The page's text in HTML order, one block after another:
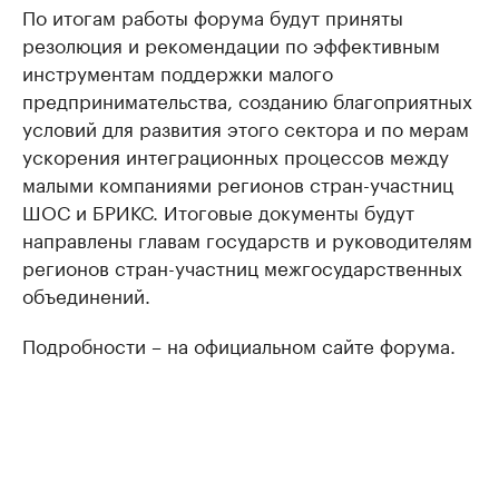
По итогам работы форума будут приняты
резолюция и рекомендации по эффективным
инструментам поддержки малого
предпринимательства, созданию благоприятных
условий для развития этого сектора и по мерам
ускорения интеграционных процессов между
малыми компаниями регионов стран-участниц
ШОС и БРИКС. Итоговые документы будут
направлены главам государств и руководителям
регионов стран-участниц межгосударственных
объединений.
Подробности – на официальном сайте форума.